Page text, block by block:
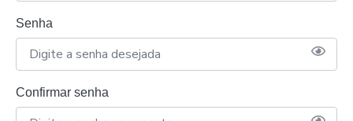
Senha
Confirmar senha